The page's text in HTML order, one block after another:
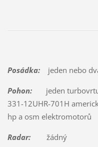
Posádka:jeden nebo
Pohon:jeden
331-12UHR-701H
hp a osm elektromotorů
Radar:žádný